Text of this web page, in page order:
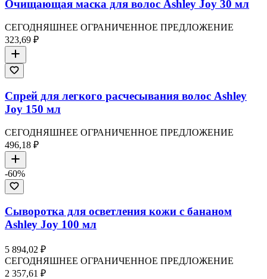
Очищающая маска для волос Ashley Joy 30 мл
СЕГОДНЯШНЕЕ ОГРАНИЧЕННОЕ ПРЕДЛОЖЕНИЕ
323,69 ₽
Спрей для легкого расчесывания волос Ashley
Joy 150 мл
СЕГОДНЯШНЕЕ ОГРАНИЧЕННОЕ ПРЕДЛОЖЕНИЕ
496,18 ₽
-60%
Сыворотка для осветления кожи с бананом
Ashley Joy 100 мл
5 894,02 ₽
СЕГОДНЯШНЕЕ ОГРАНИЧЕННОЕ ПРЕДЛОЖЕНИЕ
2 357,61 ₽